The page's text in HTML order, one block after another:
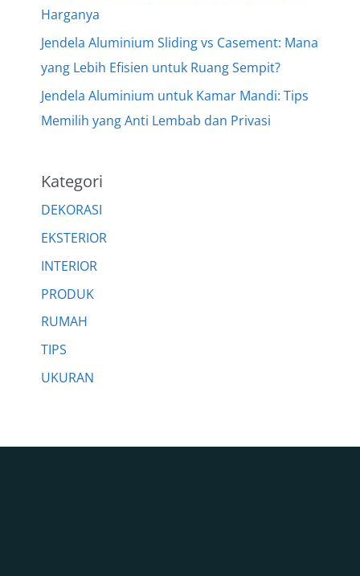
Harganya
Jendela Aluminium Sliding vs Casement: Mana
yang Lebih Efisien untuk Ruang Sempit?
Jendela Aluminium untuk Kamar Mandi: Tips
Memilih yang Anti Lembab dan Privasi
Kategori
DEKORASI
EKSTERIOR
INTERIOR
PRODUK
RUMAH
TIPS
UKURAN